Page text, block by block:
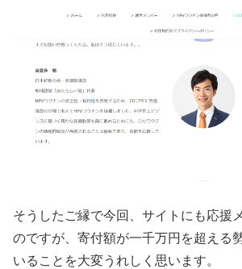
そうしたご縁で今回、サイトにも応援
のですが、寄付額が一千万円を超える
いることを大変うれしく思います。